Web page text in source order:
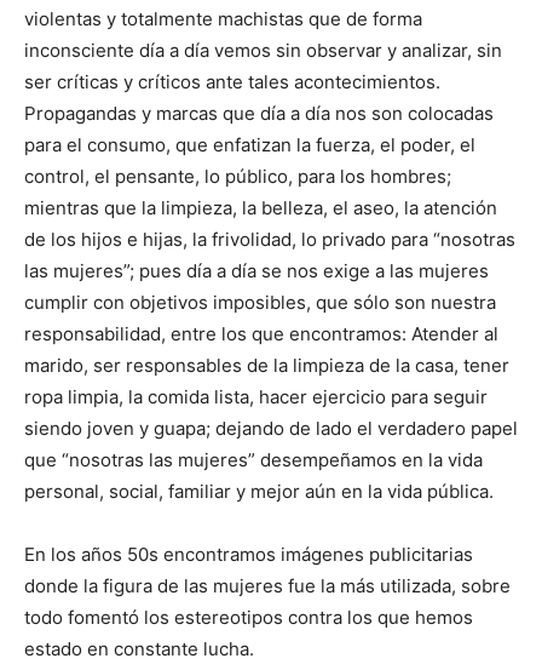
violentas y totalmente machistas que de forma
inconsciente día a día vemos sin observar y analizar, sin
ser críticas y críticos ante tales acontecimientos.
Propagandas y marcas que día a día nos son colocadas
para el consumo, que enfatizan la fuerza, el poder, el
control, el pensante, lo público, para los hombres;
mientras que la limpieza, la belleza, el aseo, la atención
de los hijos e hijas, la frivolidad, lo privado para “nosotras
las mujeres”; pues día a día se nos exige a las mujeres
cumplir con objetivos imposibles, que sólo son nuestra
responsabilidad, entre los que encontramos: Atender al
marido, ser responsables de la limpieza de la casa, tener
ropa limpia, la comida lista, hacer ejercicio para seguir
siendo joven y guapa; dejando de lado el verdadero papel
que “nosotras las mujeres” desempeñamos en la vida
personal, social, familiar y mejor aún en la vida pública.
En los años 50s encontramos imágenes publicitarias
donde la figura de las mujeres fue la más utilizada, sobre
todo fomentó los estereotipos contra los que hemos
estado en constante lucha.